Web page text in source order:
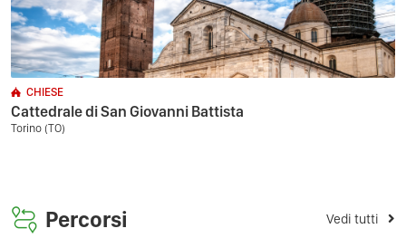
CHIESE
Cattedrale di San Giovanni Battista
Torino (TO)
Percorsi Vedi tutti